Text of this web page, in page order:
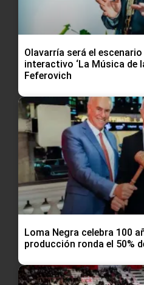
Olavarría será el
interactivo ‘La Música de
Feferovich
Loma Negra celebra 100
producción ronda el 50%